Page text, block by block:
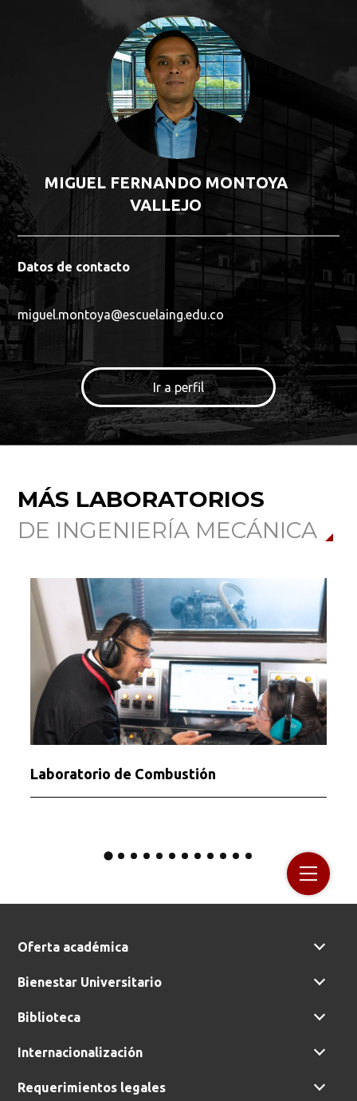
MIGUEL FERNANDO MONTOYA
VALLEJO
Datos de contacto
miguel.montoya@escuelaing.edu.co
Ir a perfil
MÁS LABORATORIOS
DE INGENIERÍA MECÁNICA
Laboratorio de Combustión
Oferta académica
Bienestar Universitario
Biblioteca
Internacionalización
Requerimientos legales